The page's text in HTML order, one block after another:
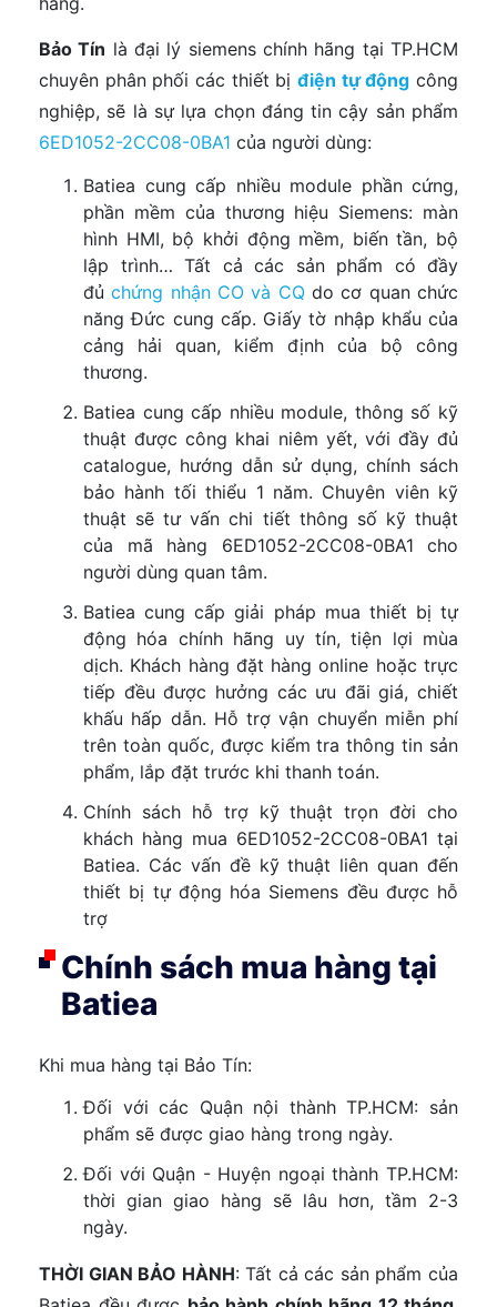
Bảo Tín là đại lý siemens chính hãng tại TP.HCM
chuyên phân phối các thiết bị điện tự động công
nghiệp, sẽ là sự lựa chọn đáng tin cậy sản phẩm
6ED1052-2CC08-0BA1 của người dùng:
Batiea cung cấp nhiều module phần cứng,
phần mềm của thương hiệu Siemens: màn
hình HMI, bộ khởi động mềm, biến tần, bộ
lập trình… Tất cả các sản phẩm có đầy
đủchứng nhận CO và CQdo cơ quan chức
năng Đức cung cấp. Giấy tờ nhập khẩu của
cảng hải quan, kiểm định của bộ công
thương.
Batiea cung cấp nhiều module, thông số kỹ
thuật được công khai niêm yết, với đầy đủ
catalogue, hướng dẫn sử dụng, chính sách
bảo hành tối thiểu 1 năm. Chuyên viên kỹ
thuật sẽ tư vấn chi tiết thông số kỹ thuật
của mã hàng 6ED1052-2CC08-0BA1 cho
người dùng quan tâm.
Batiea cung cấp giải pháp mua thiết bị tự
động hóa chính hãng uy tín, tiện lợi mùa
dịch. Khách hàng đặt hàng online hoặc trực
tiếp đều được hưởng các ưu đãi giá, chiết
khấu hấp dẫn. Hỗ trợ vận chuyển miễn phí
trên toàn quốc, được kiểm tra thông tin sản
phẩm, lắp đặt trước khi thanh toán.
Chính sách hỗ trợ kỹ thuật trọn đời cho
khách hàng mua 6ED1052-2CC08-0BA1 tại
Batiea. Các vấn đề kỹ thuật liên quan đến
thiết bị tự động hóa Siemens đều được hỗ
trợ
Chính sách mua hàng tại
Batiea
Khi mua hàng tại Bảo Tín:
Đối với các Quận nội thành TP.HCM: sản
phẩm sẽ được giao hàng trong ngày.
Đối với Quận - Huyện ngoại thành TP.HCM:
thời gian giao hàng sẽ lâu hơn, tầm 2-3
ngày.
THỜI GIAN BẢO HÀNH: Tất cả các sản phẩm của